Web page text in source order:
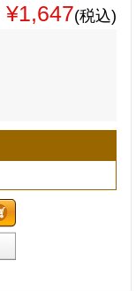
¥1,647(税込)